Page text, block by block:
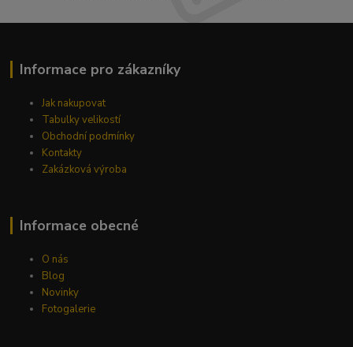
Informace pro zákazníky
Jak nakupovat
Tabulky velikostí
Obchodní podmínky
Kontakty
Zakázková výroba
Informace obecné
O nás
Blog
Novinky
Fotogalerie